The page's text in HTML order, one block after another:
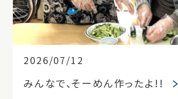
2026/07/12
みんなで、そーめん作ったよ!!